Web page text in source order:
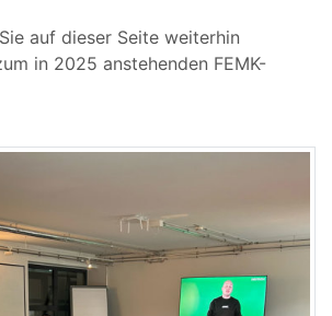
auf dieser Seite weiterhin
in 2025 anstehenden FEMK-